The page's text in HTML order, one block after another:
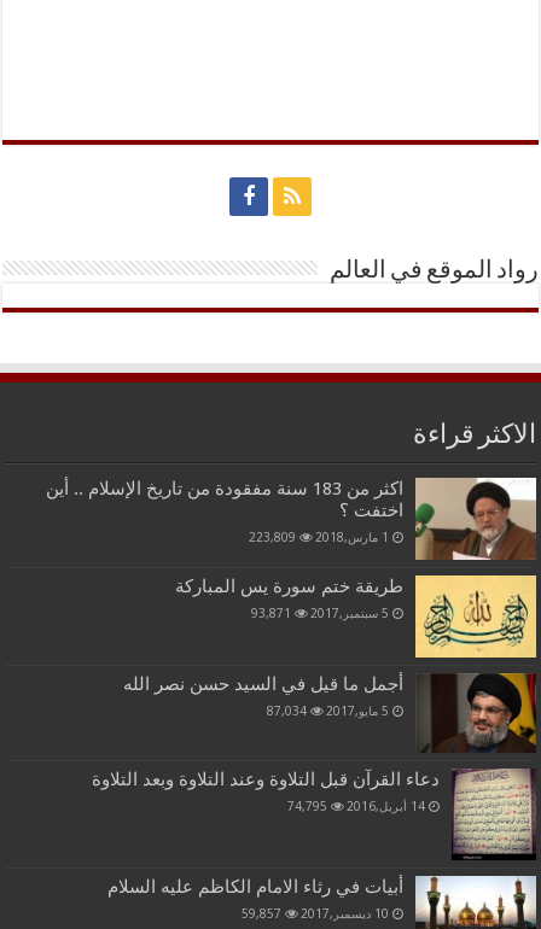
رواد الموقع في العالم
الاكثر قراءة
اكثر من 183 سنة مفقودة من تاريخ الإسلام .. أين
اختفت ؟
1 مارس,2018 223,809
طريقة ختم سورة يس المباركة
5 سبتمبر,2017 93,871
أجمل ما قيل في السيد حسن نصر الله
5 مايو,2017 87,034
دعاء القرآن قبل التلاوة وعند التلاوة وبعد التلاوة
14 أبريل,2016 74,795
أبيات في رثاء الامام الكاظم عليه السلام
10 ديسمبر,2017 59,857